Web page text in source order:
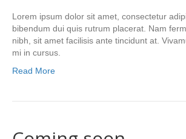
Lorem ipsum dolor sit amet, consectetur
bibendum dui quis rutrum placerat. Nam
nibh, sit amet facilisis ante tincidunt at.
mi in cursus.
Read More